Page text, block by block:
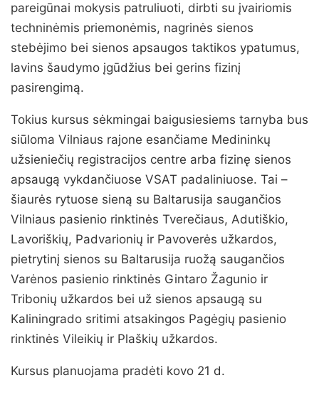
pareigūnai mokysis patruliuoti, dirbti su įvairiomis
techninėmis priemonėmis, nagrinės sienos
stebėjimo bei sienos apsaugos taktikos ypatumus,
lavins šaudymo įgūdžius bei gerins fizinį
pasirengimą.
Tokius kursus sėkmingai baigusiesiems tarnyba bus
siūloma Vilniaus rajone esančiame Medininkų
užsieniečių registracijos centre arba fizinę sienos
apsaugą vykdančiuose VSAT padaliniuose. Tai –
šiaurės rytuose sieną su Baltarusija saugančios
Vilniaus pasienio rinktinės Tverečiaus, Adutiškio,
Lavoriškių, Padvarionių ir Pavoverės užkardos,
pietrytinį sienos su Baltarusija ruožą saugančios
Varėnos pasienio rinktinės Gintaro Žagunio ir
Tribonių užkardos bei už sienos apsaugą su
Kaliningrado sritimi atsakingos Pagėgių pasienio
rinktinės Vileikių ir Plaškių užkardos.
Kursus planuojama pradėti kovo 21 d.